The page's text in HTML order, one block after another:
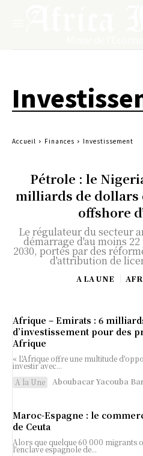
Accueil Finances Investissement
Pétrole : le
milliards de dollars
offshore
Le régulateur du secteur
démarrage d'au moins
2030, portés par des
d'attribution de
A LA UNE
Afrique – Emirats : 6
d’investissement pour des
Afrique
« L'Afrique offre une multitude
investir avec...
A la Une
Aboubacar Yacouba
Maroc-Espagne : le
de Ceuta
Alors que quelque 60 000 migrants
l'enclave espagnole de...